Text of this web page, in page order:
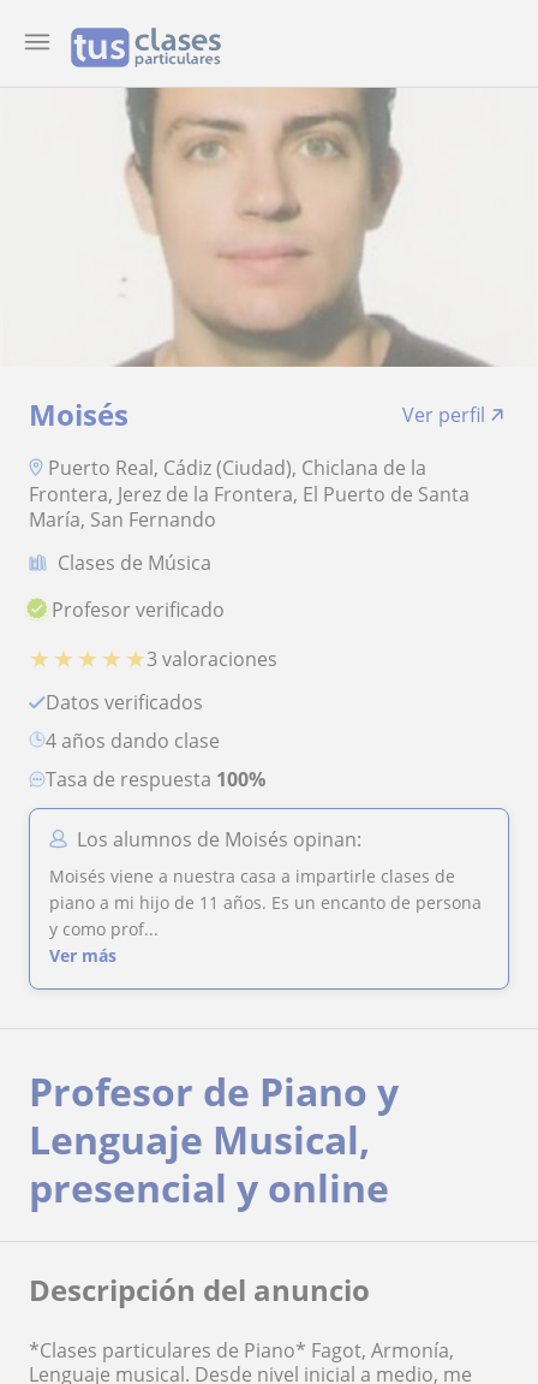
Moisés
Ver perfil
Puerto Real, Cádiz (Ciudad), Chiclana de la
Frontera, Jerez de la Frontera, El Puerto de Santa
María, San Fernando
Clases de Música
Profesor verificado
★ ★ ★ ★ ★3 valoraciones
Datos verificados
4 años dando clase
Tasa de respuesta 100%
Los alumnos de Moisés opinan:
Moisés viene a nuestra casa a impartirle clases de
piano a mi hijo de 11 años. Es un encanto de persona
y como prof...
Ver más
Profesor de Piano y
Lenguaje Musical,
presencial y online
Descripción del anuncio
*Clases particulares de Piano* Fagot, Armonía,
Lenguaje musical. Desde nivel inicial a medio, me